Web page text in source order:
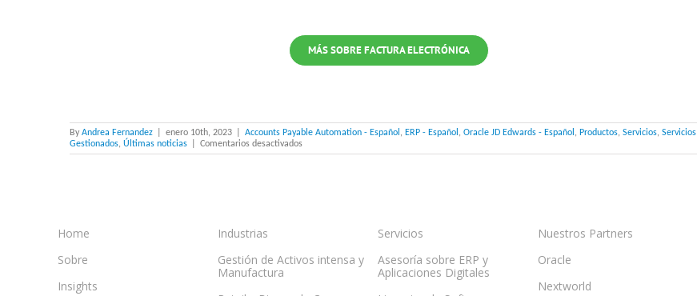
MÁS SOBRE FACTURA ELECTRÓNICA
By Andrea Fernandez enero 10th, 2023 Accounts Payable Automation - Español , ERP - Español , Oracle JD Edwards - Español , Productos, Servicios, Servicios
Gestionados, Últimas noticias Comentarios desactivadosen
Nueva
Home
Sobre
Insights
Industrias
Gestión de Activos intensa y
Manufactura
Servicios
Asesoría sobre ERP y
Aplicaciones Digitales
Nuestros Partners
Oracle
Nextworld